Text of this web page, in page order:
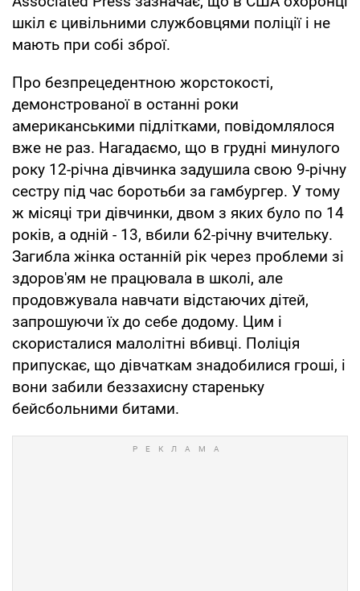
шкіл є цивільними службовцями поліції і не
мають при собі зброї.
Про безпрецедентною жорстокості,
демонстрованої в останні роки
американськими підлітками, повідомлялося
вже не раз. Нагадаємо, що в грудні минулого
року 12-річна дівчинка задушила свою 9-річну
сестру під час боротьби за гамбургер. У тому
ж місяці три дівчинки, двом з яких було по 14
років, а одній - 13, вбили 62-річну вчительку.
Загибла жінка останній рік через проблеми зі
здоров'ям не працювала в школі, але
продовжувала навчати відстаючих дітей,
запрошуючи їх до себе додому. Цим і
скористалися малолітні вбивці. Поліція
припускає, що дівчаткам знадобилися гроші, і
вони забили беззахисну стареньку
бейсбольними битами.